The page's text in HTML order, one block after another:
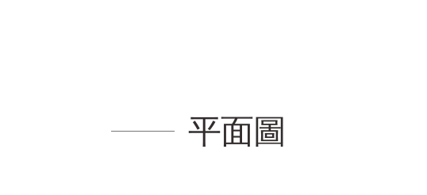
平面圖